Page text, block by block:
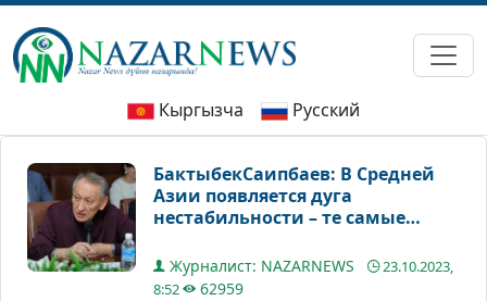
Кыргызча Русский
БактыбекСаипбаев: В Средней
Азии появляется дуга
нестабильности – те самые
Журналист: NAZARNEWS
23.10.2023,
8:52
62959